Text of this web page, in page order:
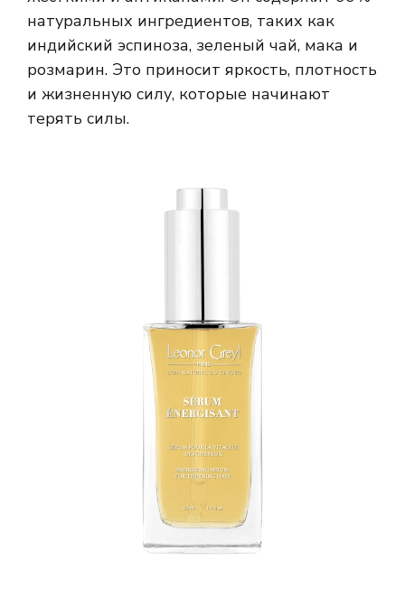
натуральных ингредиентов, таких как
индийский эспиноза, зеленый чай, мака и
розмарин. Это приносит яркость, плотность
и жизненную силу, которые начинают
терять силы.